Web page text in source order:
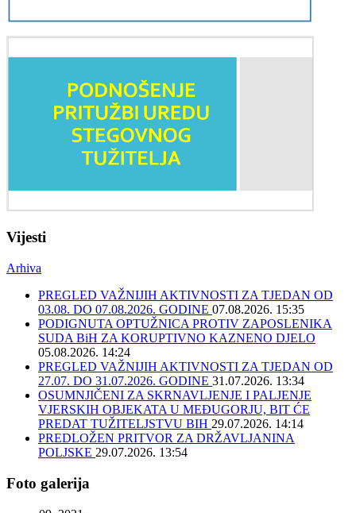
Vijesti
Arhiva
PREGLED VAŽNIJIH AKTIVNOSTI ZA TJEDAN OD
03.08. DO 07.08.2026. GODINE 07.08.2026. 15:35
PODIGNUTA OPTUŽNICA PROTIV ZAPOSLENIKA
SUDA BiH ZA KORUPTIVNO KAZNENO DJELO
05.08.2026. 14:24
PREGLED VAŽNIJIH AKTIVNOSTI ZA TJEDAN OD
27.07. DO 31.07.2026. GODINE 31.07.2026. 13:34
OSUMNJIČENI ZA SKRNAVLJENJE I PALJENJE
VJERSKIH OBJEKATA U MEĐUGORJU, BIT ĆE
PREDAT TUŽITELJSTVU BIH 29.07.2026. 14:14
PREDLOŽEN PRITVOR ZA DRŽAVLJANINA
POLJSKE 29.07.2026. 13:54
Foto galerija